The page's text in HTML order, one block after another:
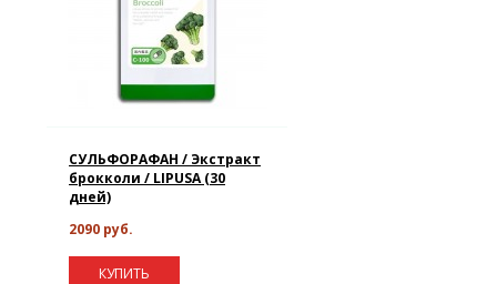
СУЛЬФОРАФАН / Экстракт
брокколи / LIPUSA (30
дней)
2090 руб.
КУПИТЬ